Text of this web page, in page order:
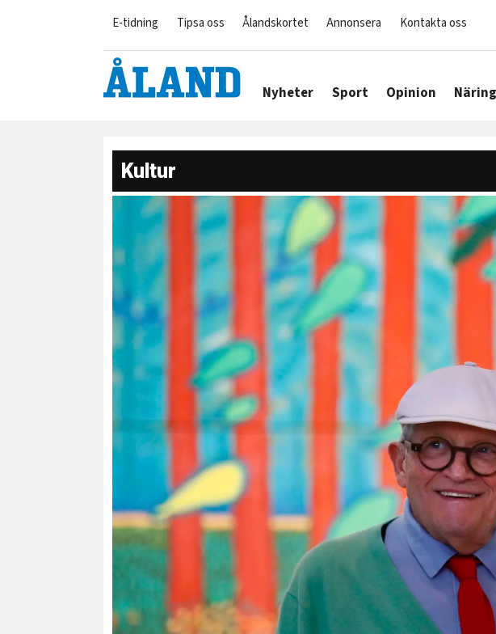
E-tidning Tipsa oss Ålandskortet Annonsera Kontakta oss
Nyheter Sport Opinion
Kultur